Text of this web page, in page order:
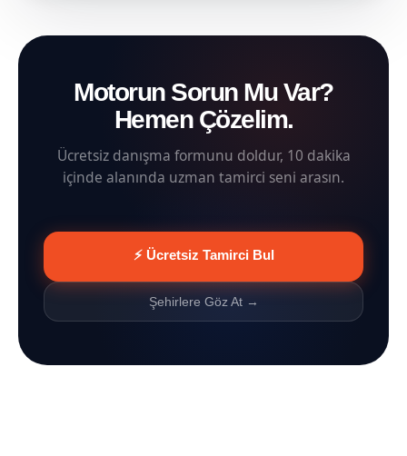
Motorun Sorun Mu Var?
Hemen Çözelim.
Ücretsiz danışma formunu doldur, 10 dakika
içinde alanında uzman tamirci seni arasın.
⚡ Ücretsiz Tamirci Bul
Şehirlere Göz At →